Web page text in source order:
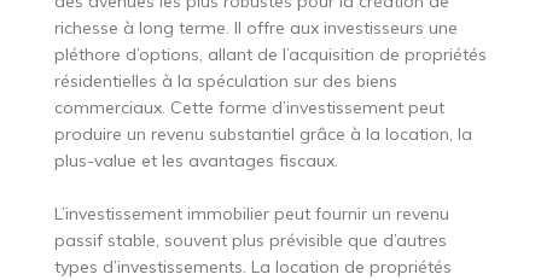
richesse à long terme. Il offre aux investisseurs une
pléthore d’options, allant de l’acquisition de propriétés
résidentielles à la spéculation sur des biens
commerciaux. Cette forme d’investissement peut
produire un revenu substantiel grâce à la location, la
plus-value et les avantages fiscaux.
L’investissement immobilier peut fournir un revenu
passif stable, souvent plus prévisible que d’autres
types d’investissements. La location de propriétés